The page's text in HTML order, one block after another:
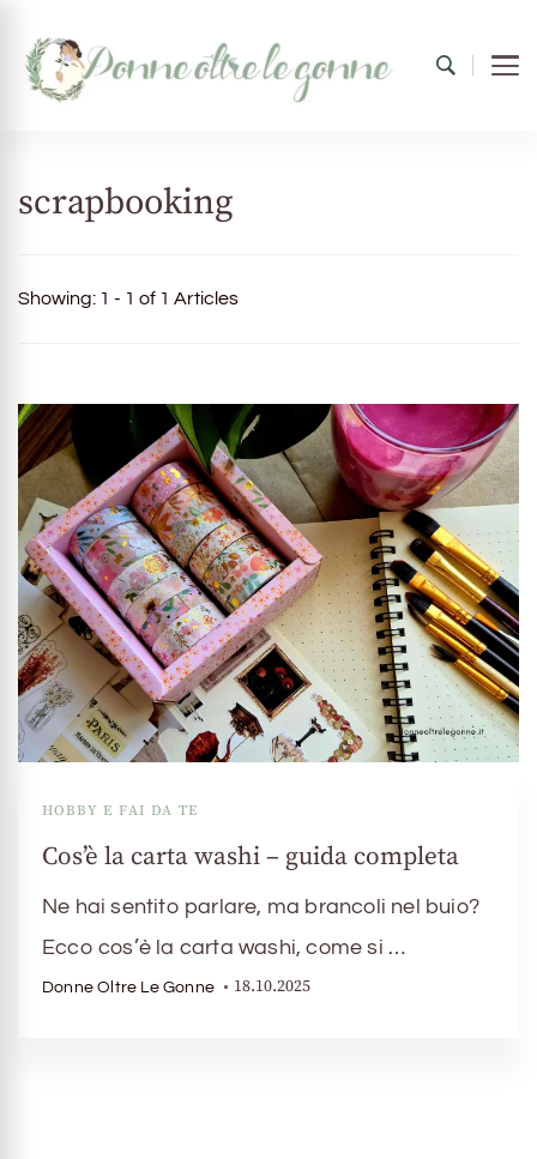
scrapbooking
Showing: 1 - 1 of 1 Articles
HOBBY E FAI DA TE
Cos’è la carta washi – guida completa
Ne hai sentito parlare, ma brancoli nel buio?
Ecco cos’è la carta washi, come si …
Donne Oltre Le Gonne 18.10.2025